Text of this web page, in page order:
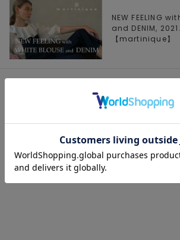
NEW FEELING
and DENIM,
【 martinique】
1/1 ページ全3件
1